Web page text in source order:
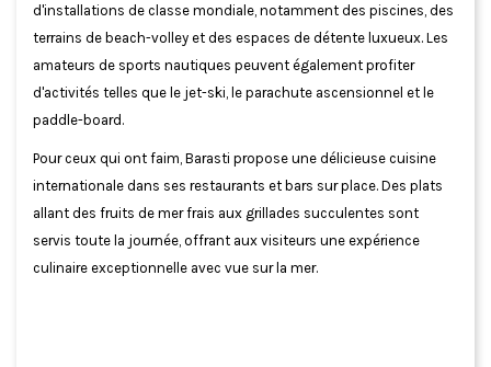
d'installations de classe mondiale, notamment des piscines, des
terrains de beach-volley et des espaces de détente luxueux. Les
amateurs de sports nautiques peuvent également profiter
d'activités telles que le jet-ski, le parachute ascensionnel et le
paddle-board.
Pour ceux qui ont faim, Barasti propose une délicieuse cuisine
internationale dans ses restaurants et bars sur place. Des plats
allant des fruits de mer frais aux grillades succulentes sont
servis toute la journée, offrant aux visiteurs une expérience
culinaire exceptionnelle avec vue sur la mer.